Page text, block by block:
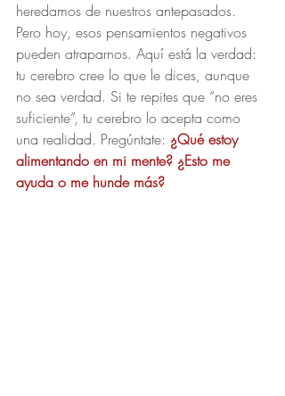
heredamos de nuestros antepasados.
Pero hoy, esos pensamientos negativos
pueden atraparnos. Aquí está la verdad:
tu cerebro cree lo que le dices, aunque
no sea verdad. Si te repites que “no eres
suficiente”, tu cerebro lo acepta como
una realidad. Pregúntate: ¿Qué estoy
alimentando en mi mente? ¿Esto me
ayuda o me hunde más?